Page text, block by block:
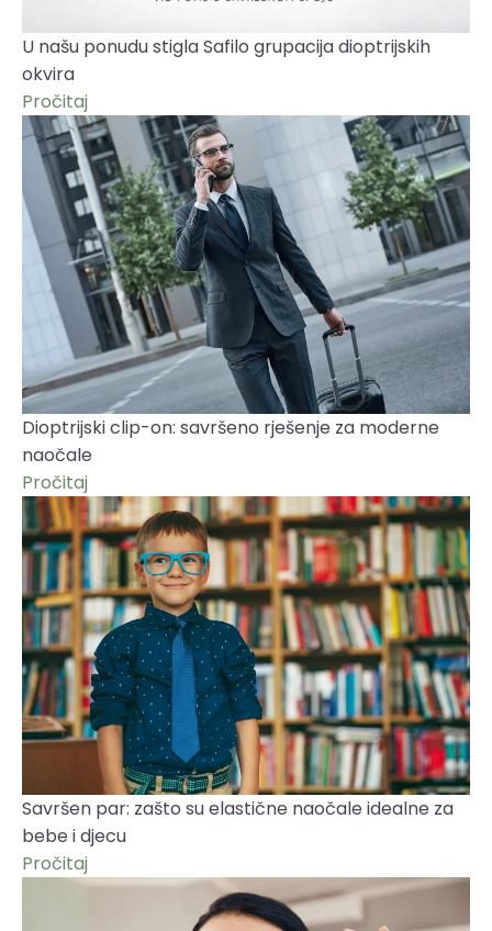
U našu ponudu stigla Safilo grupacija dioptrijskih
okvira
Pročitaj
Dioptrijski clip-on: savršeno rješenje za moderne
naočale
Pročitaj
Savršen par: zašto su elastične naočale idealne za
bebe i djecu
Pročitaj